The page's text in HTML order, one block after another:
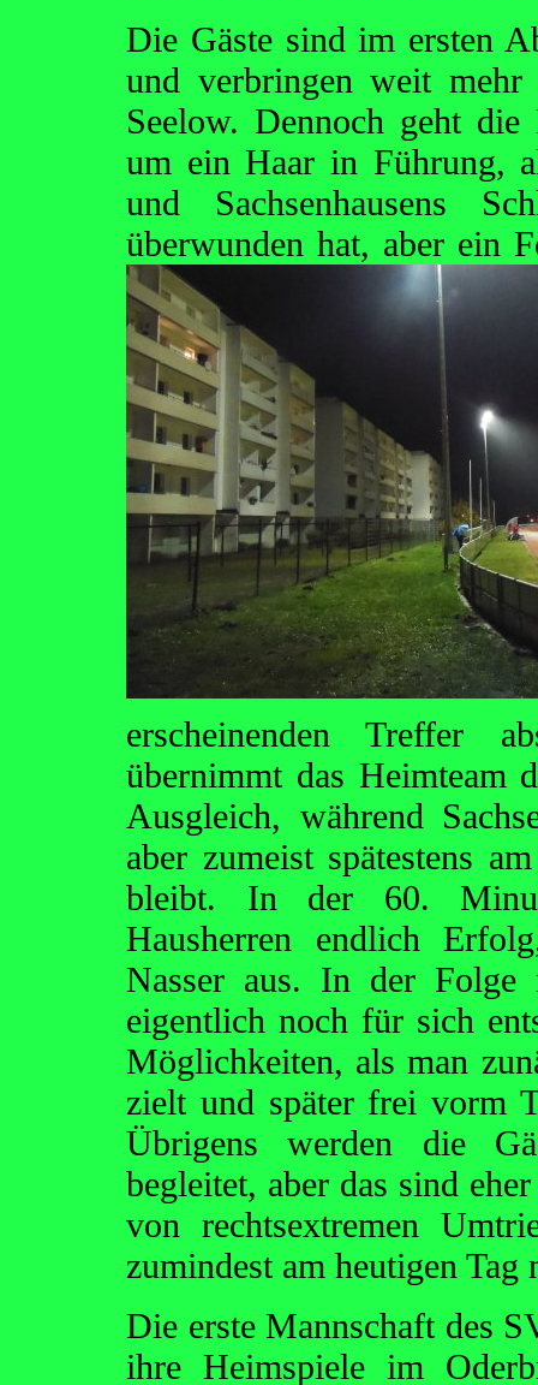
Die Gäste sind im ersten
und verbringen weit
Seelow. Dennoch geht
um ein Haar in Führung,
und Sachsenhausens
überwunden hat, aber ein
erscheinenden Treffer
übernimmt das Heimteam
Ausgleich, während
aber zumeist spätestens
bleibt. In der 60.
Hausherren endlich
Nasser aus. In der
eigentlich noch für sich
Möglichkeiten, als man
zielt und später frei vorm
Übrigens werden die
begleitet, aber das sind
von rechtsextremen
zumindest am heutigen Tag
Die erste Mannschaft des
ihre Heimspiele im